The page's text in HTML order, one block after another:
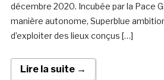
décembre 2020. Incubée par la Pace
manière autonome, Superblue
d’exploiter des lieux conçus […]
Lire la suite →